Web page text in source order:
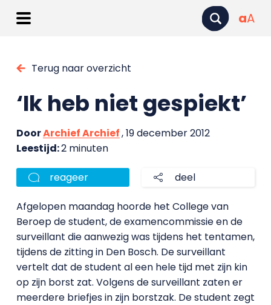
aA
Terug naar overzicht
‘Ik heb niet gespiekt’
DoorArchief Archief, 19 december 2012
Leestijd:2 minuten
reageer deel
Afgelopen maandag hoorde het College van
Beroep de student, de examencommissie en de
surveillant die aanwezig was tijdens het tentamen,
tijdens de zitting in Den Bosch. De surveillant
vertelt dat de student al een hele tijd met zijn kin
op zijn borst zat. Volgens de surveillant zaten er
meerdere briefjes in zijn borstzak. De student zegt